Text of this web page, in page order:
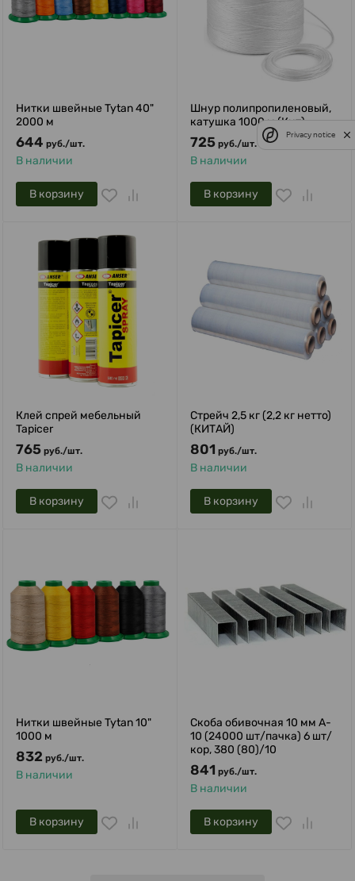
Нитки швейные Tytan 40"
2000 м
644 руб./шт.
В наличии
В корзину
Шнур полипропиленовый,
катушка 1000 м (Кит)
725 руб./шт.
В наличии
В корзину
Клей спрей мебельный
Tapicer
765 руб./шт.
В наличии
В корзину
Стрейч 2,5 кг (2,2 кг нетто)
(КИТАЙ)
801 руб./шт.
В наличии
В корзину
Нитки швейные Tytan 10"
1000 м
832 руб./шт.
В наличии
В корзину
Скоба обивочная 10 мм A-
10 (24000 шт/пачка) 6 шт/
кор, 380 (80)/10
841 руб./шт.
В наличии
В корзину
Privacy notice